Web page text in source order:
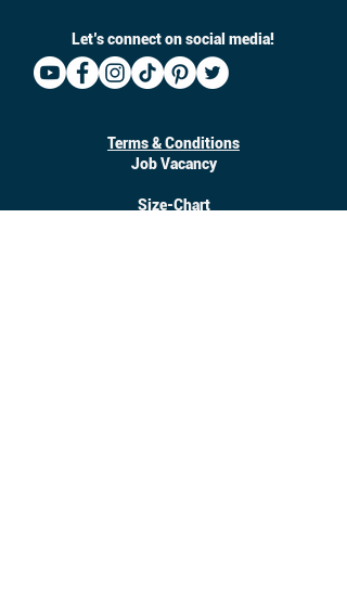
Let’s connect on social media!
Terms & Conditions
Job Vacancy
Size-Chart